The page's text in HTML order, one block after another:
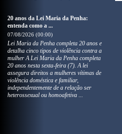
20 anos da Lei Maria da Penha:
entenda como a ...
07/08/2026 (00:00)
Lei Maria da Penha completa 20 anos e
detalha cinco tipos de violência contra a
mulher A Lei Maria da Penha completa
20 anos nesta sexta-feira (7). A lei
assegura direitos a mulheres vítimas de
violência doméstica e familiar,
independentemente de a relação ser
heterossexual ou homoafetiva ...